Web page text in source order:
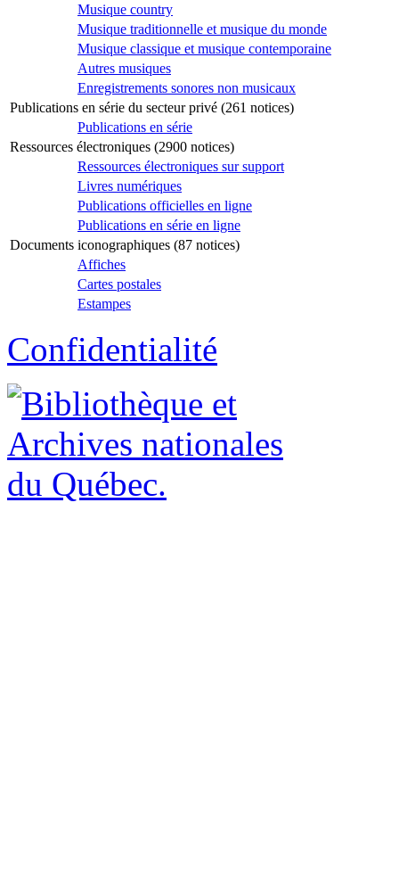
Musique country
Musique traditionnelle et musique du monde
Musique classique et musique contemporaine
Autres musiques
Enregistrements sonores non musicaux
Publications en série du secteur privé (261 notices)
Publications en série
Ressources électroniques (2900 notices)
Ressources électroniques sur support
Livres numériques
Publications officielles en ligne
Publications en série en ligne
Documents iconographiques (87 notices)
Affiches
Cartes postales
Estampes
Confidentialité